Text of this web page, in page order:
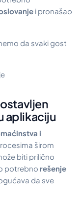
i pronašao
da svaki gost
aplikaciju
i
širom
biti prilično
potrebno rešenje
da sve